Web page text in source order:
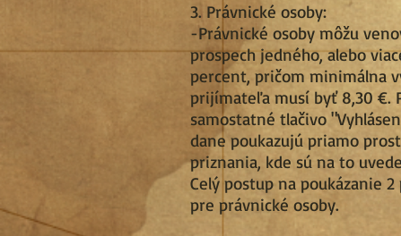
3. Právnické osoby:
-Právnické osoby môžu
prospech jedného, alebo
percent, pričom minimálna
prijímateľa musí byť 8,30 €.
samostatné tlačivo
dane poukazujú priamo
priznania, kde sú na to
Celý postup na poukázanie
pre právnické osoby.